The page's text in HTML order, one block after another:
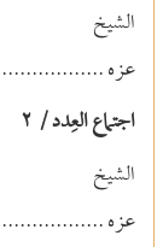
عزه
اجتماع العِدد / ٢
عزه